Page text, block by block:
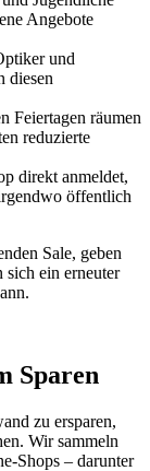
Angebote
und
diesen
Feiertagen räumen
reduzierte
direkt anmeldet,
öffentlich
Sale, geben
sich ein erneuter
Sparen
zu ersparen,
Wir sammeln
Shops – darunter